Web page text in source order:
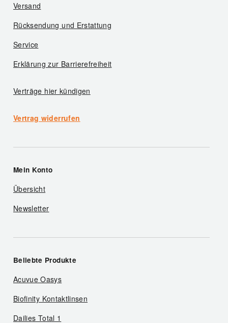
Versand
Rücksendung und Erstattung
Service
Erklärung zur Barrierefreiheit
Verträge hier kündigen
Vertrag widerrufen
Mein Konto
Übersicht
Newsletter
Beliebte Produkte
Acuvue Oasys
Biofinity Kontaktlinsen
Dailies Total 1